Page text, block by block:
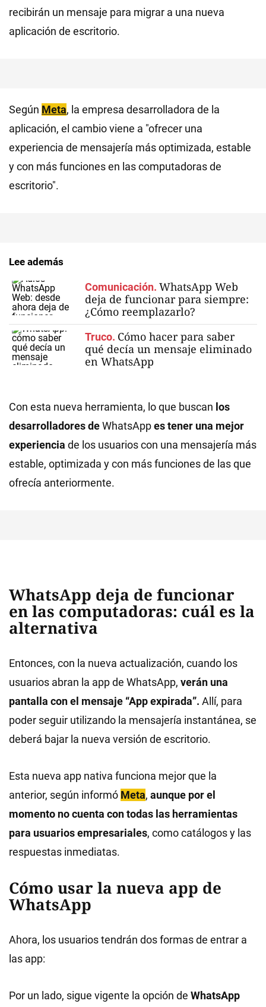
recibirán un mensaje para migrar a una nueva
aplicación de escritorio.
Según Meta, la empresa desarrolladora de la
aplicación, el cambio viene a "ofrecer una
experiencia de mensajería más optimizada, estable
y con más funciones en las computadoras de
escritorio".
Lee además
Comunicación. WhatsApp Web
deja de funcionar para siempre:
¿Cómo reemplazarlo?
Truco. Cómo hacer para saber
qué decía un mensaje eliminado
en WhatsApp
Con esta nueva herramienta, lo que buscan los
desarrolladores deWhatsAppes tener una mejor
experiencia de los usuarios con una mensajería más
estable, optimizada y con más funciones de las que
ofrecía anteriormente.
WhatsApp deja de funcionar
en las computadoras: cuál es la
alternativa
Entonces, con la nueva actualización, cuando los
usuarios abran la app de WhatsApp, verán una
pantalla con el mensaje “App expirada”. Allí, para
poder seguir utilizando la mensajería instantánea, se
deberá bajar la nueva versión de escritorio.
Esta nueva app nativa funciona mejor que la
anterior, según informó Meta, aunque por el
momento no cuenta con todas las herramientas
para usuarios empresariales, como catálogos y las
respuestas inmediatas.
Cómo usar la nueva app de
WhatsApp
Ahora, los usuarios tendrán dos formas de entrar a
las app:
Por un lado, sigue vigente la opción de WhatsApp